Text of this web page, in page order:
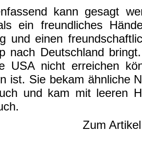
kann gesagt
ein freundliches
und einen
nach Deutschland
USA nicht erreichen
ist. Sie bekam ähnliche
und kam mit leeren
Zum Artikel